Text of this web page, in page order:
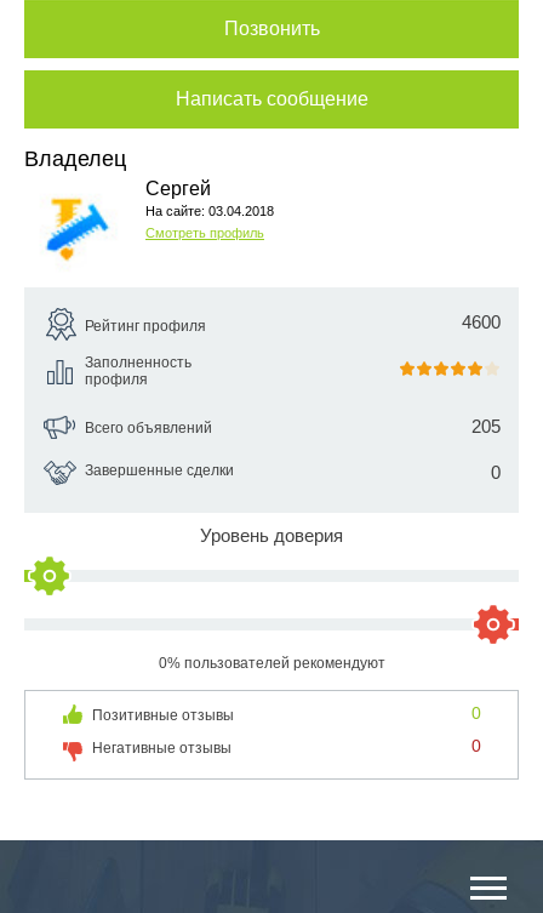
Позвонить
Написать сообщение
Владелец
Сергей
На сайте: 03.04.2018
Смотреть профиль
Рейтинг профиля 4600
Заполненность
профиля
Всего объявлений 205
Завершенные сделки 0
Уровень доверия
0% пользователей рекомендуют
Позитивные отзывы 0
Негативные отзывы 0